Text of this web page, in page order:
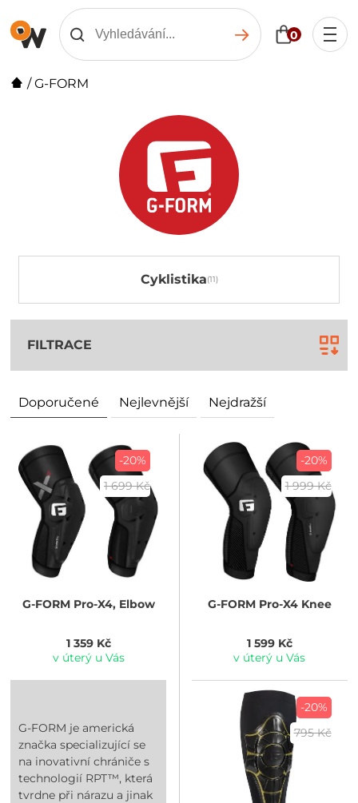
0
/G-FORM
Cyklistika
FILTRACE
Doporučené Nejlevnější Nejdražší
-20%
1 699 Kč
G-FORMPro-X4, Elbow
1 359 Kč
v úterý u Vás
-20%
1 999 Kč
G-FORMPro-X4 Knee
1 599 Kč
v úterý u Vás
G-FORM je americká
značka specializující se
na inovativní chrániče s
technologií RPT™, která
tvrdne při nárazu a jinak
-20%
795 Kč